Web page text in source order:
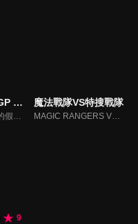
超級英雄大戰GP 假面騎士3號(國) 魔法戰隊VS特搜戰隊
9